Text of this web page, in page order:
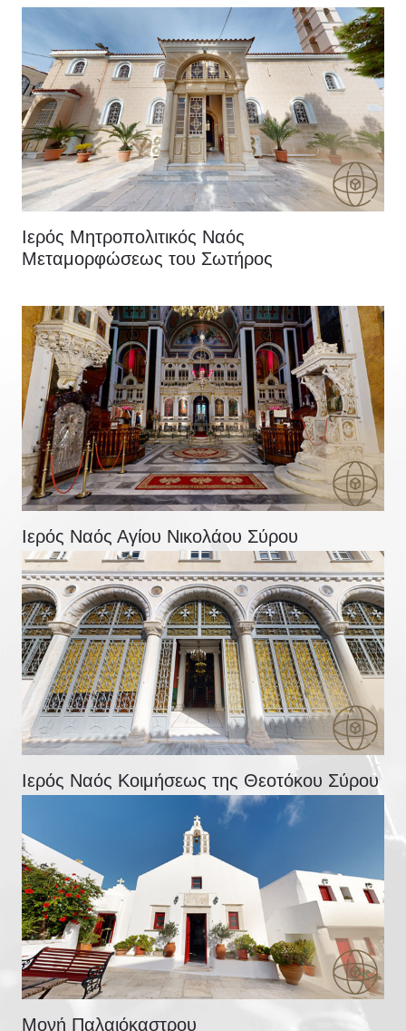
Ιερός Μητροπολιτικός Ναός
Μεταμορφώσεως του Σωτήρος
Ιερός Ναός Αγίου Νικολάου Σύρου
Ιερός Ναός Κοιμήσεως της Θεοτόκου Σύρου
Μονή Παλαιόκαστρου